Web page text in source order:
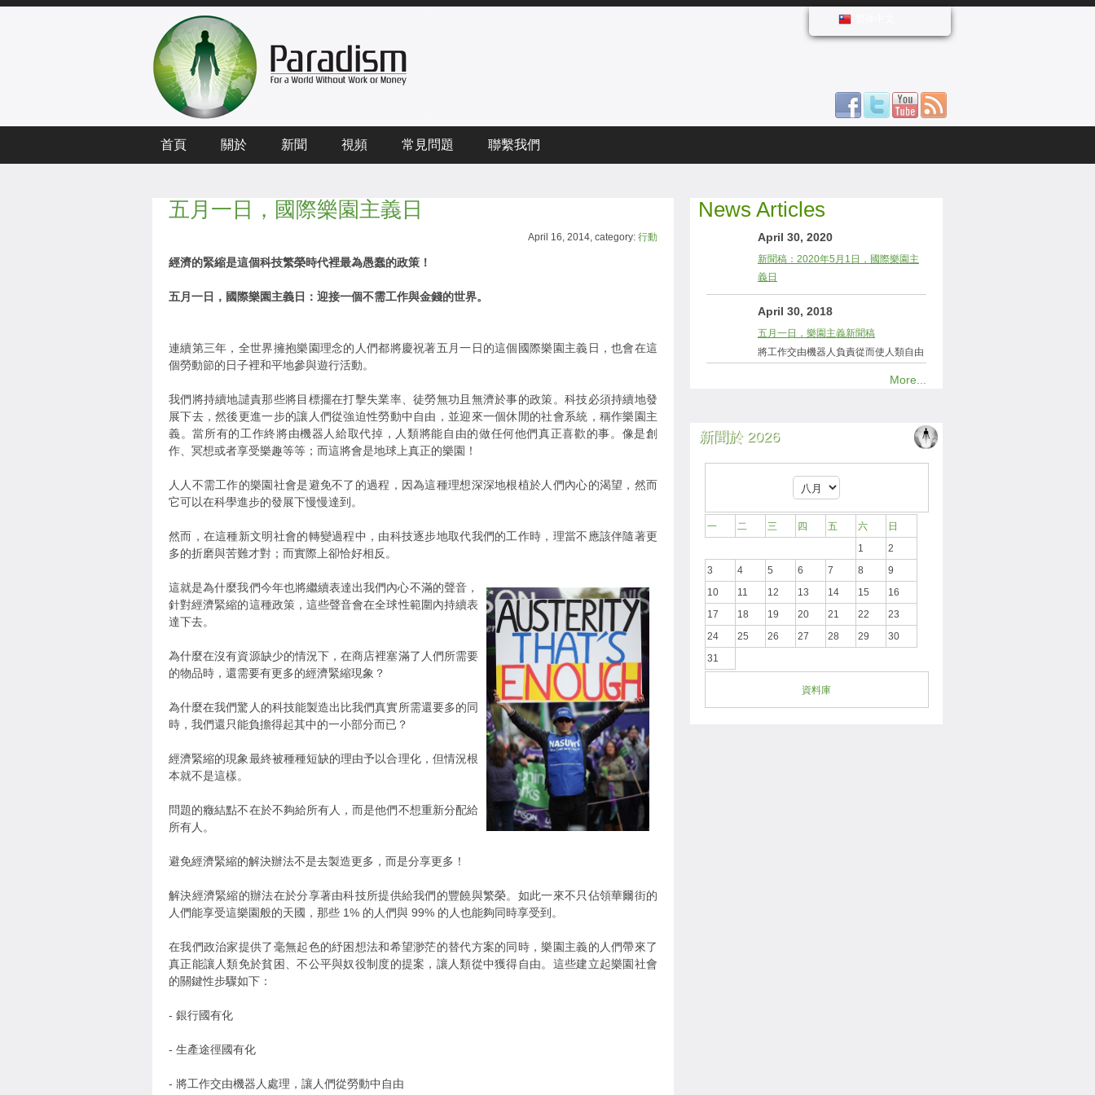
首頁 關於 新聞 視頻 常見問題 聯繫我們
五月一日，國際樂園主義日
April 16, 2014, category: 行動
經濟的緊縮是這個科技繁榮時代裡最為愚蠢的政策！
五月一日，國際樂園主義日：迎接一個不需工作與金錢的世界。
連續第三年，全世界擁抱樂園理念的人們都將慶祝著五月一日的這個國際樂園主義日，也會在這
個勞動節的日子裡和平地參與遊行活動。
我們將持續地譴責那些將目標擺在打擊失業率、徒勞無功且無濟於事的政策。科技必須持續地發
展下去，然後更進一步的讓人們從強迫性勞動中自由，並迎來一個休閒的社會系統，稱作樂園主
義。當所有的工作終將由機器人給取代掉，人類將能自由的做任何他們真正喜歡的事。像是創
作、冥想或者享受樂趣等等；而這將會是地球上真正的樂園！
人人不需工作的樂園社會是避免不了的過程，因為這種理想深深地根植於人們內心的渴望，然而
它可以在科學進步的發展下慢慢達到。
然而，在這種新文明社會的轉變過程中，由科技逐步地取代我們的工作時，理當不應該伴隨著更
多的折磨與苦難才對；而實際上卻恰好相反。
這就是為什麼我們今年也將繼續表達出我們內心不滿的聲音，
針對經濟緊縮的這種政策，這些聲音會在全球性範圍內持續表
達下去。
為什麼在沒有資源缺少的情況下，在商店裡塞滿了人們所需要
的物品時，還需要有更多的經濟緊縮現象？
為什麼在我們驚人的科技能製造出比我們真實所需還要多的同
時，我們還只能負擔得起其中的一小部分而已？
經濟緊縮的現象最終被種種短缺的理由予以合理化，但情況根
本就不是這樣。
問題的癥結點不在於不夠給所有人，而是他們不想重新分配給
所有人。
避免經濟緊縮的解決辦法不是去製造更多，而是分享更多！
解決經濟緊縮的辦法在於分享著由科技所提供給我們的豐饒與繁榮。如此一來不只佔領華爾街的
人們能享受這樂園般的天國，那些 1% 的人們與 99% 的人也能夠同時享受到。
在我們政治家提供了毫無起色的紓困想法和希望渺茫的替代方案的同時，樂園主義的人們帶來了
真正能讓人類免於貧困、不公平與奴役制度的提案，讓人類從中獲得自由。這些建立起樂園社會
的關鍵性步驟如下：
- 銀行國有化
- 生產途徑國有化
- 將工作交由機器人處理，讓人們從勞動中自由
News Articles
April 30, 2020
新聞稿：2020年5月1日，國際樂園主
義日
April 30, 2018
五月一日，樂園主義新聞稿
將工作交由機器人負責從而使人類自由
More...
新聞於 2026
一 二 三 四 五 六
日
1
2
3
4 5 6 7 8
9
10
11 12 13 14 15
16
17
18 19 20 21 22
23
24
25 26 27 28 29
30
31
資料庫